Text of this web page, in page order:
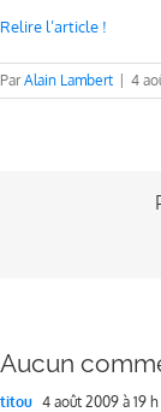
Relire l’article !
ParAlain Lambert 4
Aucun
titou 4 août 2009 à 19